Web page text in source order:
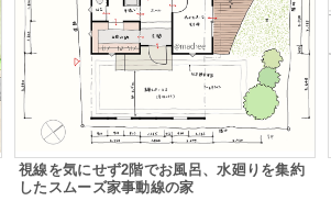
視線を気にせず2階でお風呂、水廻りを集約
したスムーズ家事動線の家